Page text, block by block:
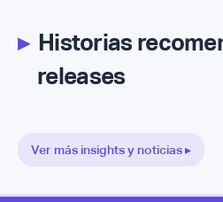
▸Historias
releases
Ver más insights y noticias ▸